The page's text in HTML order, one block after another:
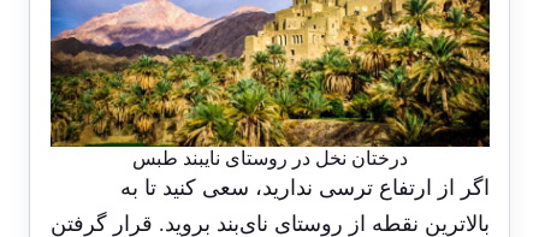
درختان نخل در روستای نایبند طبس
اگر از ارتفاع ترسی ندارید، سعی کنید تا به
بالاترین نقطه از روستای نای‌بند بروید. قرار گرفتن